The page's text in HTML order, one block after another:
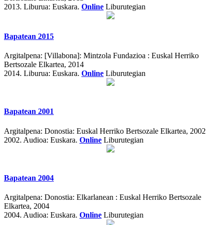
2013. Liburua: Euskara. Online Liburutegian
Bapatean 2015
Argitalpena: [Villabona]: Mintzola Fundazioa : Euskal Herriko
Bertsozale Elkartea, 2014
2014. Liburua: Euskara. Online Liburutegian
Bapatean 2001
Argitalpena: Donostia: Euskal Herriko Bertsozale Elkartea, 2002
2002. Audioa: Euskara. Online Liburutegian
Bapatean 2004
Argitalpena: Donostia: Elkarlanean : Euskal Herriko Bertsozale
Elkartea, 2004
2004. Audioa: Euskara. Online Liburutegian